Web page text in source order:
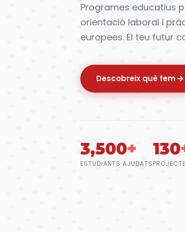
Programes educatius
orientació laboral i
europees. El teu futur
Descobreix què fem
3,500+
ESTUDIANTS AJUDATS
130